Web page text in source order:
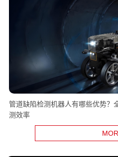
管道缺陷检测机器人有哪些优势？
测效率